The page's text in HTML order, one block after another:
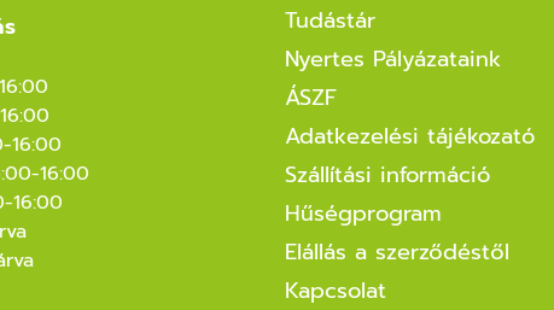
16:00
16:00
16:00
Tudástár
Nyertes Pályázataink
ÁSZF
Adatkezelési tájékozató
Szállítási információ
Hűségprogram
Elállás a szerződéstől
Kapcsolat